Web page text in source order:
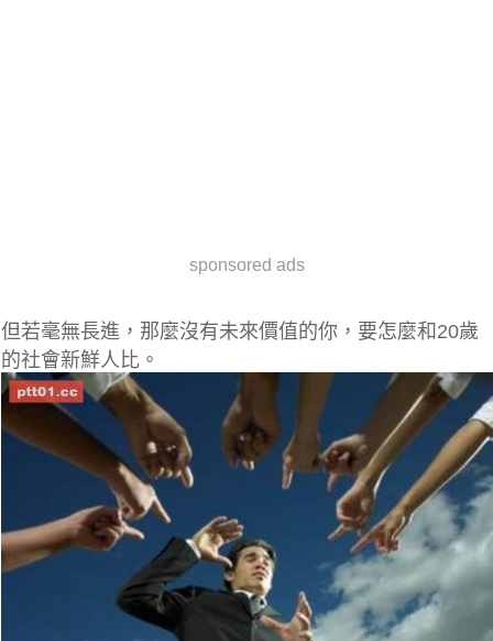
sponsored ads
但若毫無長進，那麼沒有未來價值的你，要怎麼和20歲
的社會新鮮人比。